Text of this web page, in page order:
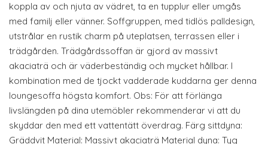
koppla av och njuta av vädret, ta en tupplur eller umgås
med familj eller vänner. Soffgruppen, med tidlös palldesign,
utstrålar en rustik charm på uteplatsen, terrassen eller i
trädgården. Trädgårdssoffan är gjord av massivt
akaciaträ och är väderbeständig och mycket hållbar. I
kombination med de tjockt vadderade kuddarna ger denna
loungesoffa högsta komfort. Obs: För att förlänga
livslängden på dina utemöbler rekommenderar vi att du
skyddar den med ett vattentätt överdrag. Färg sittdyna:
Gräddvit Material: Massivt akaciaträ Material dyna: Tyg